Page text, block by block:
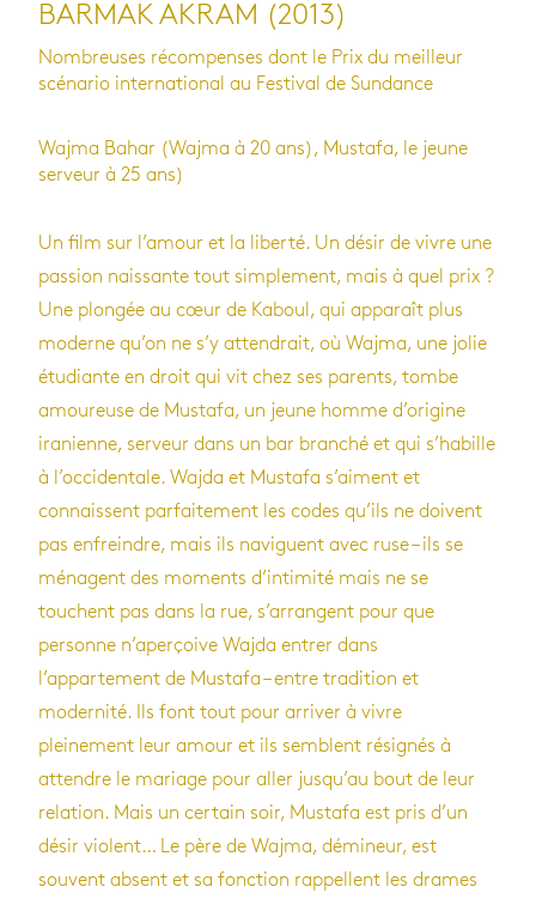
BARMAK AKRAM (2013)
Nombreuses récompenses dont le Prix du meilleur
scénario international au Festival de Sundance
Wajma Bahar (Wajma à 20 ans), Mustafa, le jeune
serveur à 25 ans)
Un film sur l’amour et la liberté. Un désir de vivre une
passion naissante tout simplement, mais à quel prix ?
Une plongée au cœur de Kaboul, qui apparaît plus
moderne qu’on ne s’y attendrait, où Wajma, une jolie
étudiante en droit qui vit chez ses parents, tombe
amoureuse de Mustafa, un jeune homme d’origine
iranienne, serveur dans un bar branché et qui s’habille
à l’occidentale. Wajda et Mustafa s’aiment et
connaissent parfaitement les codes qu’ils ne doivent
pas enfreindre, mais ils naviguent avec ruse – ils se
ménagent des moments d’intimité mais ne se
touchent pas dans la rue, s’arrangent pour que
personne n’aperçoive Wajda entrer dans
l’appartement de Mustafa – entre tradition et
modernité. Ils font tout pour arriver à vivre
pleinement leur amour et ils semblent résignés à
attendre le mariage pour aller jusqu’au bout de leur
relation. Mais un certain soir, Mustafa est pris d’un
désir violent… Le père de Wajma, démineur, est
souvent absent et sa fonction rappellent les drames